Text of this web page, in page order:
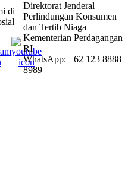
di
Direktorat Jenderal
Perlindungan Konsumen
dan Tertib Niaga
Kementerian Perdagangan
RI
WhatsApp: +62 123 8888
8989